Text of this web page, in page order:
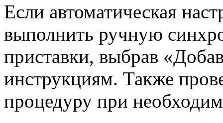
Если автоматическая
выполнить ручную
приставки, выбрав
инструкциям. Также
процедуру при